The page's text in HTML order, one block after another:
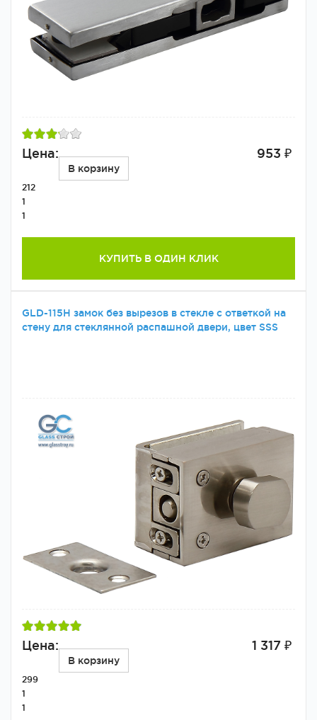
Цена: 953 ₽
В корзину
212
1
1
КУПИТЬ В ОДИН КЛИК
GLD-115H замок без вырезов в стекле с ответкой на
стену для стеклянной распашной двери, цвет SSS
Цена: 1 317 ₽
В корзину
299
1
1